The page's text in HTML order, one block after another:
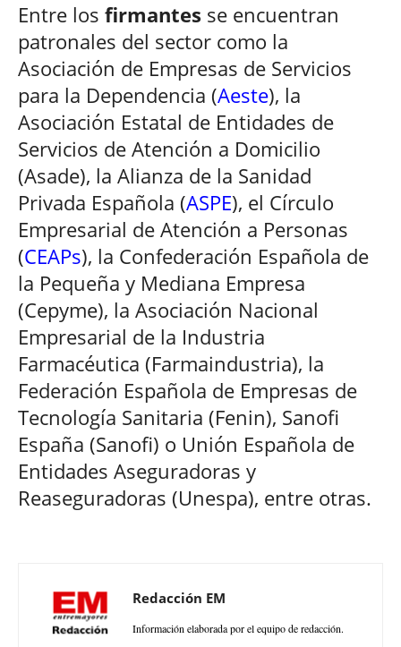
Entre los firmantes se encuentran
patronales del sector como la
Asociación de Empresas de Servicios
para la Dependencia (Aeste), la
Asociación Estatal de Entidades de
Servicios de Atención a Domicilio
(Asade), la Alianza de la Sanidad
Privada Española (ASPE), el Círculo
Empresarial de Atención a Personas
(CEAPs), la Confederación Española de
la Pequeña y Mediana Empresa
(Cepyme), la Asociación Nacional
Empresarial de la Industria
Farmacéutica (Farmaindustria), la
Federación Española de Empresas de
Tecnología Sanitaria (Fenin), Sanofi
España (Sanofi) o Unión Española de
Entidades Aseguradoras y
Reaseguradoras (Unespa), entre otras.
Redacción EM
Información elaborada por el equipo de redacción.